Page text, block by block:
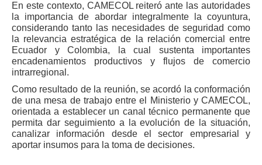
En este contexto, CAMECOL reiteró ante las autoridades
la importancia de abordar integralmente la coyuntura,
considerando tanto las necesidades de seguridad como
la relevancia estratégica de la relación comercial entre
Ecuador y Colombia, la cual sustenta importantes
encadenamientos productivos y flujos de comercio
intrarregional.
Como resultado de la reunión, se acordó la conformación
de una mesa de trabajo entre el Ministerio y CAMECOL,
orientada a establecer un canal técnico permanente que
permita dar seguimiento a la evolución de la situación,
canalizar información desde el sector empresarial y
aportar insumos para la toma de decisiones.